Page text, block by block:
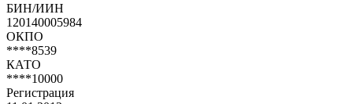
БИН/ИИН
120140005984
ОКПО
****8539
КАТО
****10000
Регистрация